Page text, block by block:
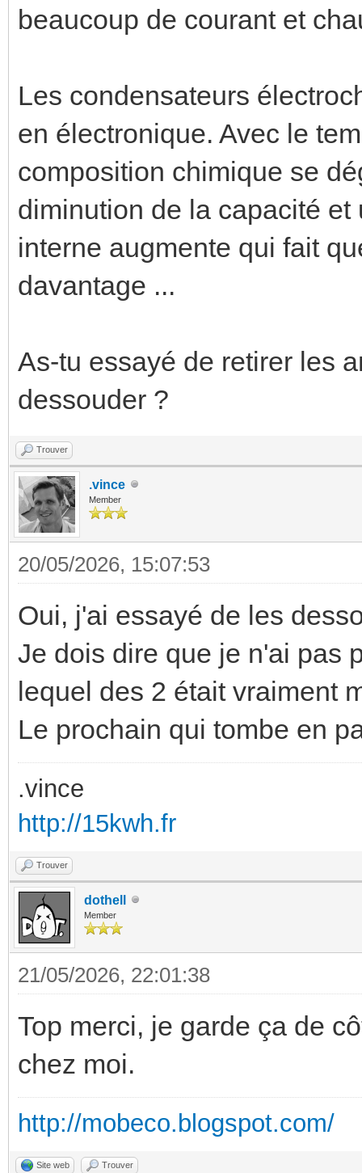
beaucoup de courant et
Les condensateurs
en électronique. Avec le
composition chimique se
diminution de la capacité
interne augmente qui fait
davantage ...
As-tu essayé de retirer les
dessouder ?
Trouver
.vince
Member
20/05/2026, 15:07:53
Oui, j'ai essayé de les
Je dois dire que je n'ai pas
lequel des 2 était vraiment
Le prochain qui tombe en
.vince
http://15kwh.fr
Trouver
dothell
Member
21/05/2026, 22:01:38
Top merci, je garde ça de
chez moi.
http://mobeco.blogspot.com/
Site web Trouver